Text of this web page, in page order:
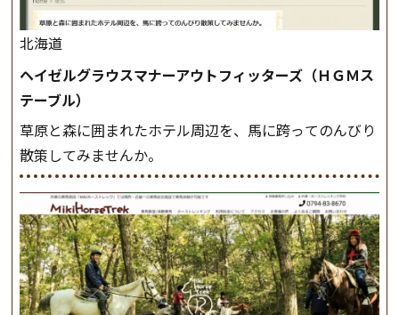
北海道
ヘイゼルグラウスマナーアウトフィッターズ（ＨＧＭス
テーブル）
草原と森に囲まれたホテル周辺を、馬に跨ってのんびり
散策してみませんか。